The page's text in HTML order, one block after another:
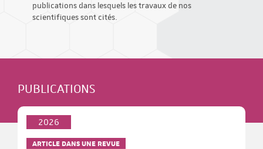
publications dans lesquels les travaux de nos
scientifiques sont cités.
PUBLICATIONS
2026
ARTICLE DANS UNE REVUE